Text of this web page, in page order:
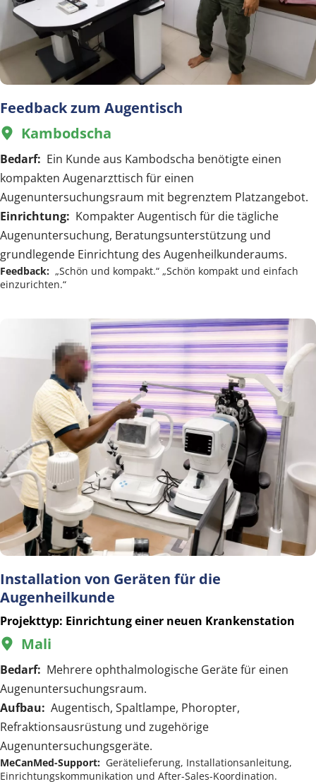
Feedback zum Augentisch
 Kambodscha
Bedarf: Ein Kunde aus Kambodscha benötigte einen
kompakten Augenarzttisch für einen
Augenuntersuchungsraum mit begrenztem Platzangebot.
Einrichtung: Kompakter Augentisch für die tägliche
Augenuntersuchung, Beratungsunterstützung und
grundlegende Einrichtung des Augenheilkunderaums.
Feedback: „Schön und kompakt.“ „Schön kompakt und einfach
einzurichten.“
Installation von Geräten für die
Augenheilkunde
Projekttyp: Einrichtung einer neuen Krankenstation
 Mali
Bedarf: Mehrere ophthalmologische Geräte für einen
Augenuntersuchungsraum.
Aufbau: Augentisch, Spaltlampe, Phoropter,
Refraktionsausrüstung und zugehörige
Augenuntersuchungsgeräte.
MeCanMed-Support: Gerätelieferung, Installationsanleitung,
Einrichtungskommunikation und After-Sales-Koordination.